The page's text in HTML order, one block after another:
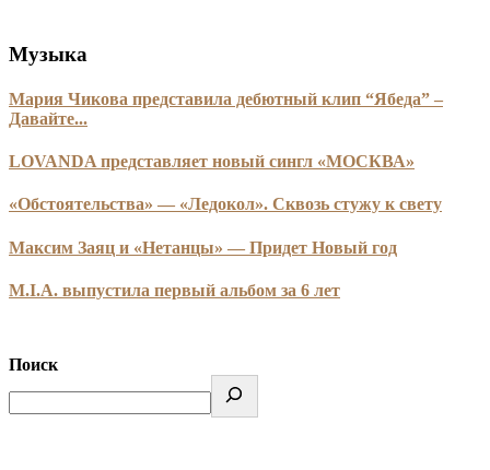
Музыка
Мария Чикова представила дебютный клип “Ябеда” –
Давайте...
LOVANDA представляет новый сингл «МОСКВА»
«Обстоятельства» — «Ледокол». Сквозь стужу к свету
Максим Заяц и «Нетанцы» — Придет Новый год
M.I.A. выпустила первый альбом за 6 лет
Поиск